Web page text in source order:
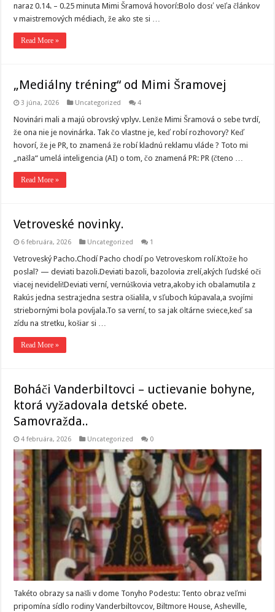
naraz 0.14. – 0.25 minuta Mimi Šramová hovorí:Bolo dosť veľa článkov
v maistremových médiach, že ako ste si …
Read More »
„Mediálny tréning“ od Mimi Šramovej
3 júna, 2026 Uncategorized 4
Novinári mali a majú obrovský vplyv. Lenže Mimi Šramová o sebe tvrdí,
že ona nie je novinárka. Tak čo vlastne je, keď robí rozhovory? Keď
hovorí, že je PR, to znamená že robí kladnú reklamu vláde ? Toto mi
„našla“ umelá inteligencia (AI) o tom, čo znamená PR: PR (čteno …
Read More »
Vetroveské novinky.
6 februára, 2026 Uncategorized 1
Vetroveský Pacho.Chodí Pacho chodí po Vetroveskom rolí.Ktože ho
poslal? — deviati bazoli.Deviati bazoli, bazolovia zrelí,akých ľudské oči
viacej nevideli!Deviati verní, vernúškovia vetra,akoby ich obalamutila z
Rakús jedna sestra;jedna sestra ošialila, v sľuboch kúpavala,a svojími
striebornými bola povíjala.To sa verní, to sa jak oltárne sviece,keď sa
zídu na stretku, košiar si …
Read More »
Boháči Vanderbiltovci – uctievanie bohyne,
ktorá vyžadovala detské obete.
Samovražda..
4 februára, 2026 Uncategorized 0
Takéto obrazy sa našli v dome Tonyho Podestu: Tento obraz veľmi
pripomína sídlo rodiny Vanderbiltovcov, Biltmore House, Asheville,